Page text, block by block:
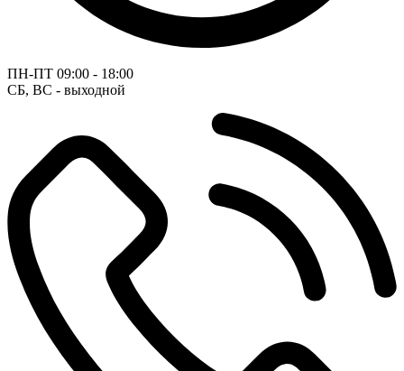
ПН-ПТ 09:00 - 18:00
СБ, ВС - выходной